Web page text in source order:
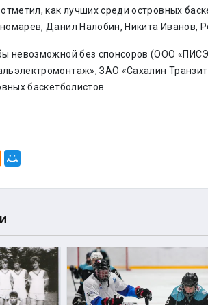
как лучших среди островных
Данил Налобин, Никита Иванов,
невозможной без спонсоров (ООО
ЗАО «Сахалин
баскетболистов.